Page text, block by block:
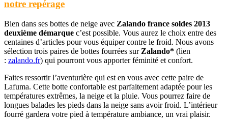
notre repérage
Bien dans ses bottes de neige avec Zalando france soldes 2013
deuxième démarque c’est possible. Vous aurez le choix entre des
centaines d’articles pour vous équiper contre le froid. Nous avons
sélection trois paires de bottes fourrées sur Zalando* (lien
: zalando.fr) qui pourront vous apporter féminité et confort.
Faites ressortir l’aventurière qui est en vous avec cette paire de
Lafuma. Cette botte confortable est parfaitement adaptée pour les
températures extrêmes, la neige et la pluie. Vous pourrez faire de
longues balades les pieds dans la neige sans avoir froid. L’intérieur
fourré gardera votre pied à température ambiance, un vrai plaisir.